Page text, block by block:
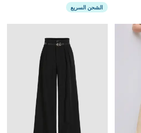
الشحن السريع